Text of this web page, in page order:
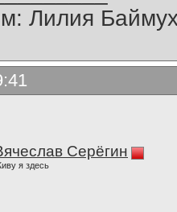
Лилия
Серёгин
я здесь